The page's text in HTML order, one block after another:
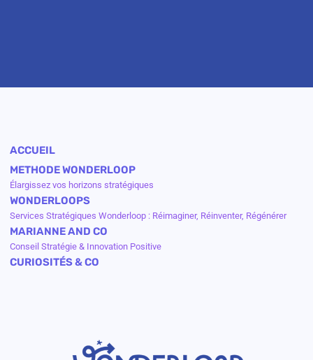
ACCUEIL
METHODE WONDERLOOP
Élargissez vos horizons stratégiques
WONDERLOOPS
Services Stratégiques Wonderloop : Réimaginer, Réinventer, Régénérer
MARIANNE AND CO
Conseil Stratégie & Innovation Positive
CURIOSITÉS & CO